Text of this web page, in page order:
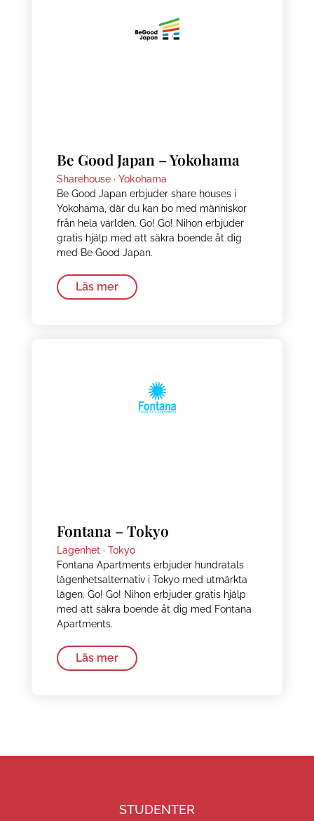
Be Good Japan – Yokohama
Sharehouse · Yokohama
Be Good Japan erbjuder share houses i
Yokohama, där du kan bo med människor
från hela världen. Go! Go! Nihon erbjuder
gratis hjälp med att säkra boende åt dig
med Be Good Japan.
Läs mer
Fontana – Tokyo
Lägenhet · Tokyo
Fontana Apartments erbjuder hundratals
lägenhetsalternativ i Tokyo med utmärkta
lägen. Go! Go! Nihon erbjuder gratis hjälp
med att säkra boende åt dig med Fontana
Apartments.
Läs mer
STUDENTER